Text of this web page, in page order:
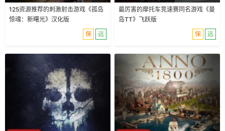
125资源推荐的刺激射击游戏《孤岛
惊魂：新曙光》汉化版
保
远
最厉害的摩托车竞速赛同名游戏《曼
岛TT》飞跃版
保
远